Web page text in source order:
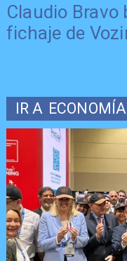
Claudio
fichaje de
IR A ECONOMÍA